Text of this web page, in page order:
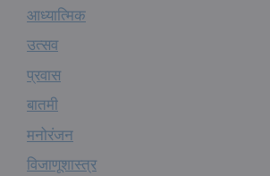
आध्यात्मिक
उत्सव
प्रवास
बातमी
मनोरंजन
विजाणूशास्त्र